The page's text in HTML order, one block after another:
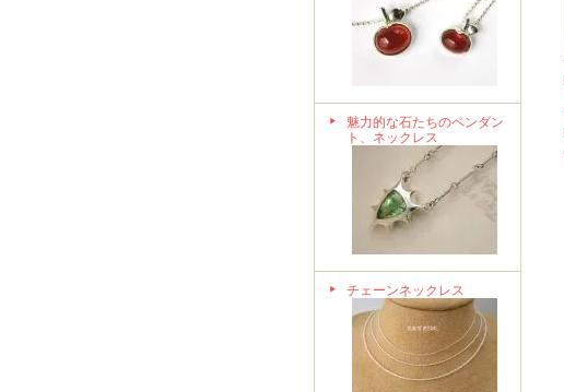
魅力的な石たちのペンダン
ト、ネックレス
チェーンネックレス